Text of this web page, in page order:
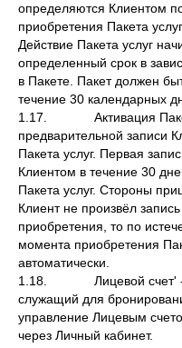
определяются Клиентом
приобретения Пакета услуг.
Действие Пакета услуг
определенный срок в
в Пакете. Пакет должен
течение 30 календарных
1.17. Активация
предварительной записи
Пакета услуг. Первая
Клиентом в течение 30
Пакета услуг. Стороны
Клиент не произвёл
приобретения, то по
момента приобретения
автоматически.
1.18. Лицевой счет' -
служащий для
управление Лицевым
через Личный кабинет.